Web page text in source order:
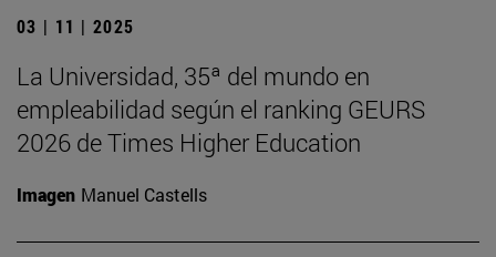
03 | 11 | 2025
La Universidad, 35ª del mundo en
empleabilidad según el ranking GEURS
2026 de Times Higher Education
Imagen Manuel Castells